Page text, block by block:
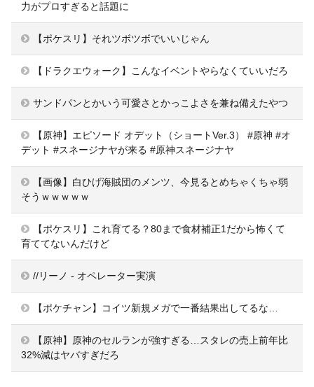
力がプロすぎると話題に
【ポケスリ】それツボツボでいいじゃん
【ドラクエウォーク】こんなイベントやらなくていいだろ
サンドパンとかいう可愛さとかっこよさを兼ね備えたやつ
【原神】エピソード オデット（ショートVer.3） #原神 #オ
デット #スネージナヤが来る #原神スネージナヤ
【画像】白ひげ海賊団のメンツ、今見るとめちゃくちゃ弱
そうｗｗｗｗｗ
【ポケスリ】これ育てる？80まで食材補正1だから怖くて
育ててないんだけど
//リーノ - オペレーター実演
【ポケチャン】コイツ新規メガで一番結果出してるな…
【原神】原神のセルランが強すぎる…スタレの売上前年比
32%減はヤバすぎだろ